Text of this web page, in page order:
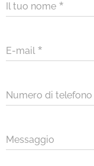
Il tuo nome
E-mail
Numero di telefono
Messaggio